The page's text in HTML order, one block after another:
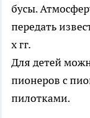
бусы.
передать
х гг.
Для детей
пионеров с
пилотками.